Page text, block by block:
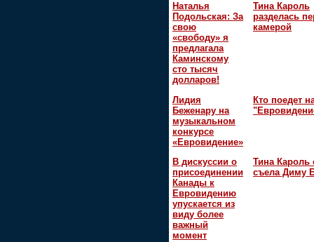
Наталья
Подольская: За
свою
«свободу» я
предлагала
Каминскому
сто тысяч
долларов!
Тина Кароль
разделась
камерой
Лидия
Беженару на
музыкальном
конкурсе
«Евровидение»
Кто поедет
В дискуссии о
присоединении
Канады к
Евровидению
упускается из
виду более
важный
момент
Тина Кароль
съела Диму